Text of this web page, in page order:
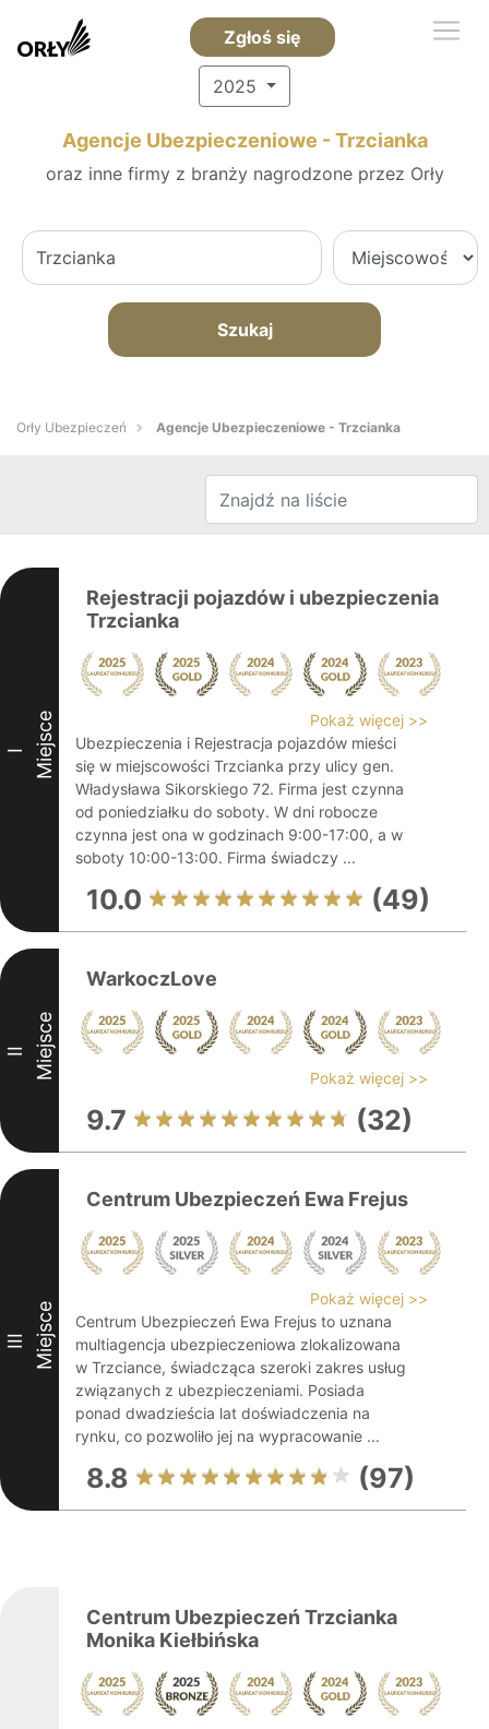
Zgłoś się
2025
Agencje Ubezpieczeniowe - Trzcianka
oraz inne firmy z branży nagrodzone przez Orły
Szukaj
Orły Ubezpieczeń Agencje Ubezpieczeniowe - Trzcianka
I Miejsce
Rejestracji pojazdów i ubezpieczenia
Trzcianka
Pokaż więcej >>
Ubezpieczenia i Rejestracja pojazdów mieści
się w miejscowości Trzcianka przy ulicy gen.
Władysława Sikorskiego 72. Firma jest czynna
od poniedziałku do soboty. W dni robocze
czynna jest ona w godzinach 9:00-17:00, a w
soboty 10:00-13:00. Firma świadczy ...
10.0 (49)
II Miejsce
WarkoczLove
Pokaż więcej >>
9.7 (32)
III Miejsce
Centrum Ubezpieczeń Ewa Frejus
Pokaż więcej >>
Centrum Ubezpieczeń Ewa Frejus to uznana
multiagencja ubezpieczeniowa zlokalizowana
w Trzciance, świadcząca szeroki zakres usług
związanych z ubezpieczeniami. Posiada
ponad dwadzieścia lat doświadczenia na
rynku, co pozwoliło jej na wypracowanie ...
8.8 (97)
Centrum Ubezpieczeń Trzcianka
Monika Kiełbińska